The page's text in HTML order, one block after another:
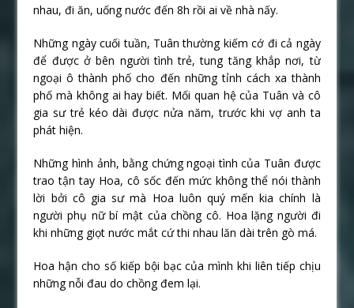
nhau, đi ăn, uống nước đến 8h rồi ai về nhà nấy.
Những ngày cuối tuần, Tuân thường kiếm cớ đi cả ngày
để được ở bên người tình trẻ, tung tăng khắp nơi, từ
ngoại ô thành phố cho đến những tỉnh cách xa thành
phố mà không ai hay biết. Mối quan hệ của Tuân và cô
gia sư trẻ kéo dài được nửa năm, trước khi vợ anh ta
phát hiện.
Những hình ảnh, bằng chứng ngoại tình của Tuân được
trao tận tay Hoa, cô sốc đến mức không thể nói thành
lời bởi cô gia sư mà Hoa luôn quý mến kia chính là
người phụ nữ bí mật của chồng cô. Hoa lặng người đi
khi những giọt nước mắt cứ thi nhau lăn dài trên gò má.
Hoa hận cho số kiếp bội bạc của mình khi liên tiếp chịu
những nỗi đau do chồng đem lại.